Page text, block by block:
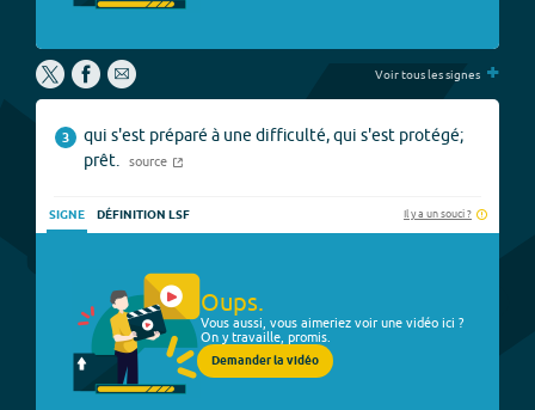
Voir tous les signes +
3
qui s'est préparé à une difficulté, qui s'est protégé;
prêt.
source
SIGNE DÉFINITION LSF Il y a un souci ?
Oups.
Vous aussi, vous aimeriez voir une vidéo ici ?
On y travaille, promis.
Demander la vidéo